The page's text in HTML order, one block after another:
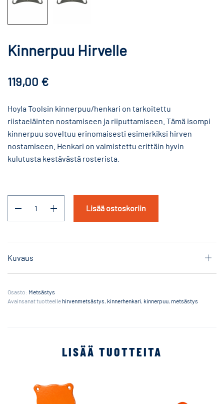
Kinnerpuu Hirvelle
119,00 €
Hoyla Toolsin kinnerpuu/henkari on tarkoitettu
riistaeläinten nostamiseen ja riiputtamiseen. Tämä isompi
kinnerpuu soveltuu erinomaisesti esimerkiksi hirven
nostamiseen. Henkari on valmistettu erittäin hyvin
kulutusta kestävästä rosterista.
Lisää ostoskoriin
Kuvaus
Osasto: Metsästys
Avainsanat tuotteelle hirvenmetsästys kinnerhenkari kinnerpuu metsästys
LISÄÄ TUOTTEITA